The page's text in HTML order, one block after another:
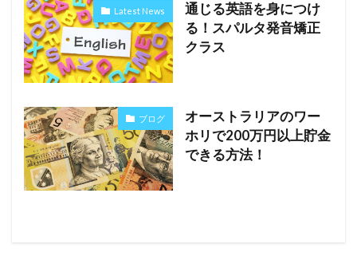
Latest News
通じる英語を身につけ
る！スパルタ発音矯正
クラス
ブログ
オーストラリアのワー
ホリで200万円以上貯金
できる方法！